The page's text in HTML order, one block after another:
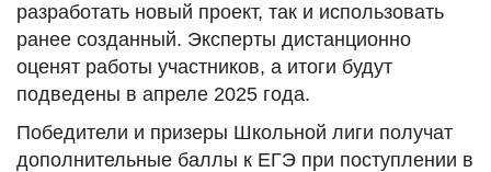
разработать новый проект, так и использовать
ранее созданный. Эксперты дистанционно
оценят работы участников, а итоги будут
подведены в апреле 2025 года.
Победители и призеры Школьной лиги получат
дополнительные баллы к ЕГЭ при поступлении в